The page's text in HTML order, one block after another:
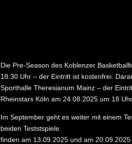
Die Pre-Season des Koblenzer
18:30 Uhr – der Eintritt ist kostenfrei.
Sporthalle Theresianum Mainz – der
Rheinstars Köln am 24.08.2025 um 18
Im September geht es weiter mit einem
beiden Teststspiele
finden am 13.09.2025 und am